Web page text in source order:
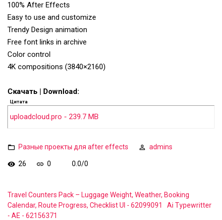
100% After Effects
Easy to use and customize
Trendy Design animation
Free font links in archive
Color control
4K compositions (3840×2160)
Скачать | Download:
Цитата
uploadcloud.pro - 239.7 MB
Разные проекты для after effects admins
26 0 0.0/0
Travel Counters Pack – Luggage Weight, Weather, Booking
Calendar, Route Progress, Checklist UI - 62099091
Ai Typewritter
- AE - 62156371